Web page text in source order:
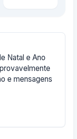
Natal e Ano
e mensagens